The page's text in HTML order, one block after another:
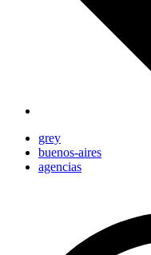
grey
buenos-aires
agencias